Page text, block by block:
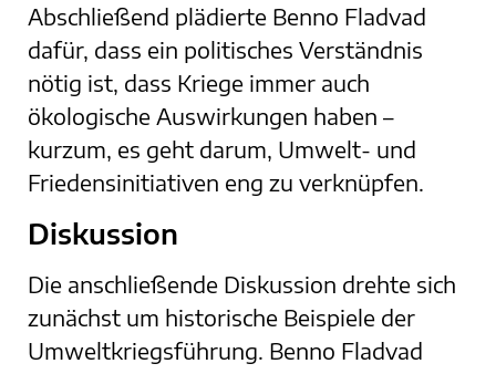
Abschließend plädierte Benno Fladvad
dafür, dass ein politisches Verständnis
nötig ist, dass Kriege immer auch
ökologische Auswirkungen haben –
kurzum, es geht darum, Umwelt- und
Friedensinitiativen eng zu verknüpfen.
Diskussion
Die anschließende Diskussion drehte sich
zunächst um historische Beispiele der
Umweltkriegsführung. Benno Fladvad